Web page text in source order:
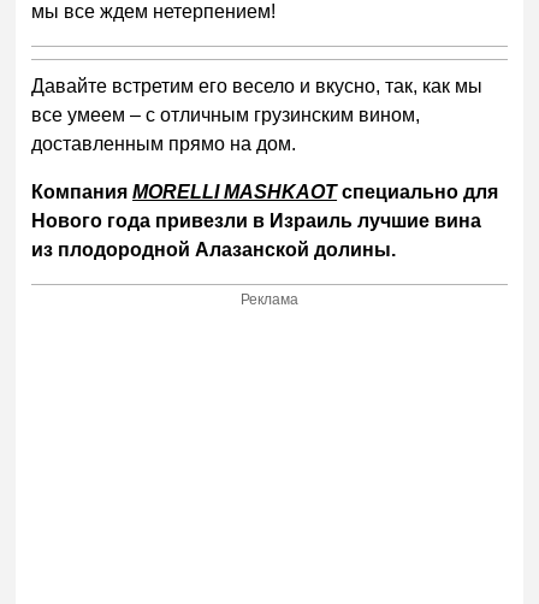
мы все ждем нетерпением!
Давайте встретим его весело и вкусно, так, как мы
все умеем – с отличным грузинским вином,
доставленным прямо на дом.
КомпанияMORELLI MASHKAOTспециально для
Нового года привезли в Израиль лучшие вина
из плодородной Алазанской долины.
Реклама